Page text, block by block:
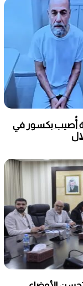
أُصيب بكسور في